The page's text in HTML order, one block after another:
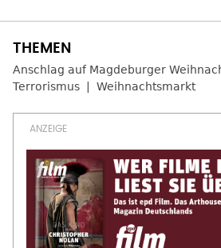
Anschlag auf Magdeburger
Terrorismus
Weihnachtsmarkt